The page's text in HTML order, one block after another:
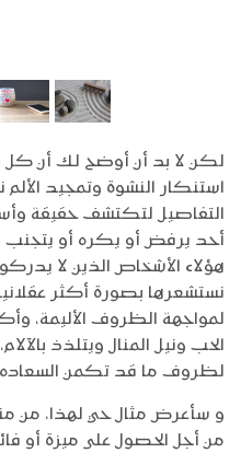
لكن لا بد أن أوضح لك أن كل
استنكار النشوة وتمجيد
التفاصيل لتكتشف حقيقة
أحد يرفض أو يكره أو يتجنب
هؤلاء الأشخاص الذين لا
نستشعرها بصورة أكثر
لمواجهة الظروف الأليمة،
الحب ونيل المنال ويتلذذ
لظروف ما قد تكمن
و سأعرض مثال حي لهذا، من
من أجل الحصول على ميزة أو